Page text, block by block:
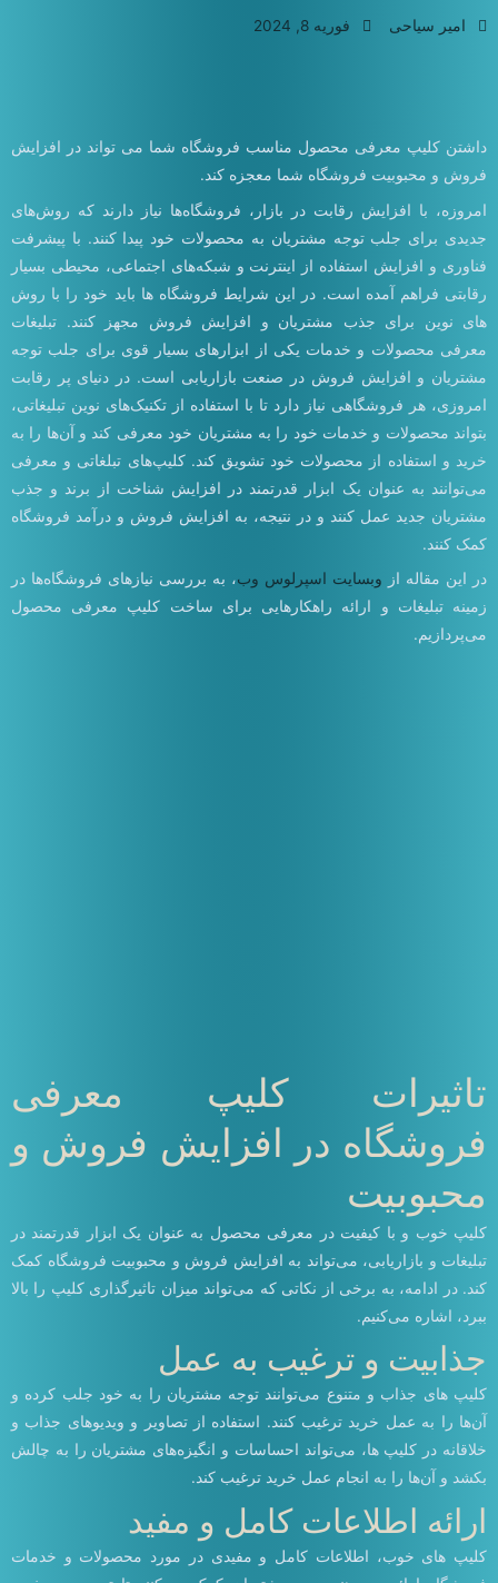
امیر سیاحی فوریه 8, 2024
داشتن کلیپ معرفی محصول مناسب فروشگاه شما می تواند در افزایش
فروش و محبوبیت فروشگاه شما معجزه کند.
امروزه، با افزایش رقابت در بازار، فروشگاه‌ها نیاز دارند که روش‌های
جدیدی برای جلب توجه مشتریان به محصولات خود پیدا کنند. با پیشرفت
فناوری و افزایش استفاده از اینترنت و شبکه‌های اجتماعی، محیطی بسیار
رقابتی فراهم آمده است. در این شرایط فروشگاه ها باید خود را با روش
های نوین برای جذب مشتریان و افزایش فروش مجهز کنند. تبلیغات
معرفی محصولات و خدمات یکی از ابزارهای بسیار قوی برای جلب توجه
مشتریان و افزایش فروش در صنعت بازاریابی است. در دنیای پر رقابت
امروزی، هر فروشگاهی نیاز دارد تا با استفاده از تکنیک‌های نوین تبلیغاتی،
بتواند محصولات و خدمات خود را به مشتریان خود معرفی کند و آن‌ها را به
خرید و استفاده از محصولات خود تشویق کند. کلیپ‌های تبلغاتی و معرفی
می‌توانند به عنوان یک ابزار قدرتمند در افزایش شناخت از برند و جذب
مشتریان جدید عمل کنند و در نتیجه، به افزایش فروش و درآمد فروشگاه
کمک کنند.
در این مقاله از وبسایت اسپرلوس وب، به بررسی نیازهای فروشگاه‌ها در
زمینه تبلیغات و ارائه راهکارهایی برای ساخت کلیپ‌ معرفی محصول
می‌پردازیم.
تاثیرات کلیپ معرفی
فروشگاه در افزایش فروش و
محبوبیت
کلیپ خوب و با کیفیت در معرفی محصول به عنوان یک ابزار قدرتمند در
تبلیغات و بازاریابی، می‌تواند به افزایش فروش و محبوبیت فروشگاه کمک
کند. در ادامه، به برخی از نکاتی که می‌تواند میزان تاثیرگذاری کلیپ را بالا
ببرد، اشاره می‌کنیم.
جذابیت و ترغیب به عمل
کلیپ های جذاب و متنوع می‌توانند توجه مشتریان را به خود جلب کرده و
آن‌ها را به عمل خرید ترغیب کنند. استفاده از تصاویر و ویدیوهای جذاب و
خلاقانه در کلیپ ها، می‌تواند احساسات و انگیزه‌های مشتریان را به چالش
بکشد و آن‌ها را به انجام عمل خرید ترغیب کند.
ارائه اطلاعات کامل و مفید
کلیپ های خوب، اطلاعات کامل و مفیدی در مورد محصولات و خدمات